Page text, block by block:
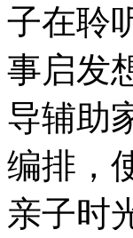
子在聆
事启发
导辅助
编排，
亲子时